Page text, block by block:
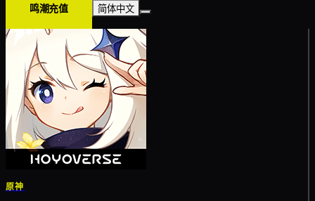
鸣潮充值 简体中文
原神